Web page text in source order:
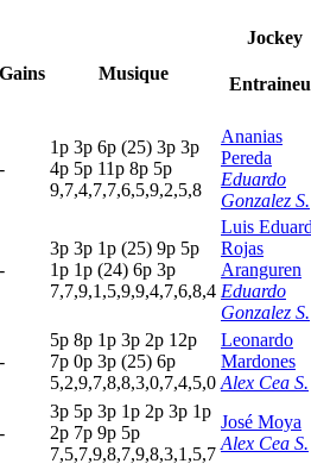
Gains Musique
Jockey
-
1p 3p 6p (25) 3p 3p
4p 5p 11p 8p 5p
9,7,4,7,7,6,5,9,2,5,8
Ananias
Pereda
Eduardo
Gonzalez S.
-
3p 3p 1p (25) 9p 5p
1p 1p (24) 6p 3p
7,7,9,1,5,9,9,4,7,6,8,4
Luis
Rojas
Aranguren
Eduardo
Gonzalez S.
-
5p 8p 1p 3p 2p 12p
7p 0p 3p (25) 6p
5,2,9,7,8,8,3,0,7,4,5,0
Leonardo
Mardones
Alex Cea S.
-
3p 5p 3p 1p 2p 3p 1p
2p 7p 9p 5p
7,5,7,9,8,7,9,8,3,1,5,7
José Moya
Alex Cea S.